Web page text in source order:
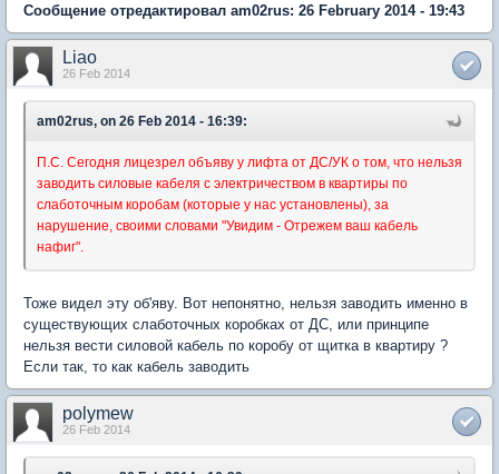
Сообщение отредактировал am02rus: 26 February 2014 - 19:43
Liao
26 Feb 2014
am02rus, on 26 Feb 2014 - 16:39:
П.С. Сегодня лицезрел объяву у лифта от ДС/УК о том, что нельзя
заводить силовые кабеля с электричеством в квартиры по
слаботочным коробам (которые у нас установлены), за
нарушение, своими словами "Увидим - Отрежем ваш кабель
нафиг".
Тоже видел эту об'яву. Вот непонятно, нельзя заводить именно в
существующих слаботочных коробках от ДС, или принципе
нельзя вести силовой кабель по коробу от щитка в квартиру ?
Если так, то как кабель заводить
polymew
26 Feb 2014